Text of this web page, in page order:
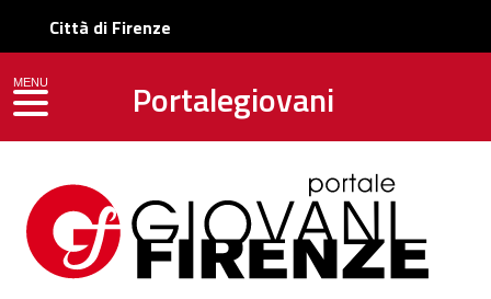
Città di Firenze
Portalegiovani
MENU
toggle navigation